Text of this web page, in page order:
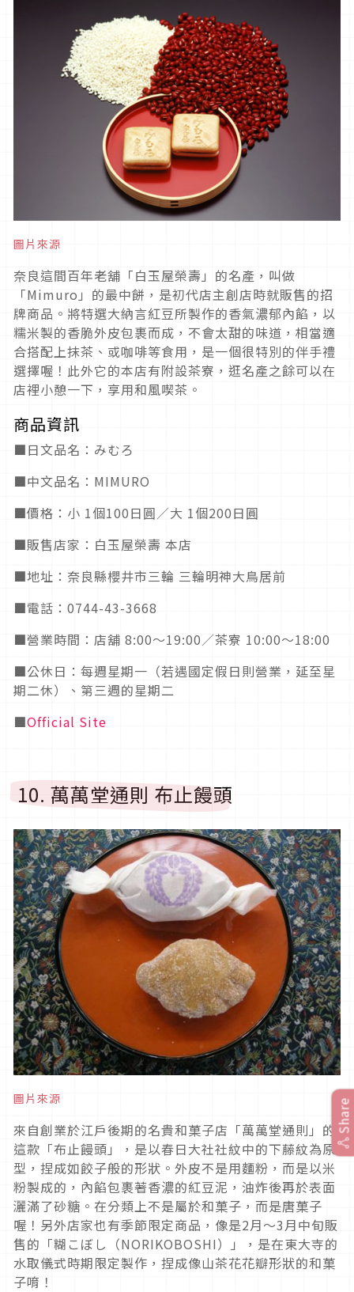
圖片來源
奈良這間百年老舖「白玉屋榮壽」的名產，叫做
「Mimuro」的最中餅，是初代店主創店時就販售的招
牌商品。將特選大納言紅豆所製作的香氣濃郁內餡，以
糯米製的香脆外皮包裹而成，不會太甜的味道，相當適
合搭配上抹茶、或咖啡等食用，是一個很特別的伴手禮
選擇喔！此外它的本店有附設茶寮，逛名產之餘可以在
店裡小憩一下，享用和風喫茶。
商品資訊
■日文品名：みむろ
■中文品名：MIMURO
■價格：小 1個100日圓／大 1個200日圓
■販售店家：白玉屋榮壽 本店
■地址：奈良縣櫻井市三輪 三輪明神大鳥居前
■電話：0744-43-3668
■營業時間：店舖 8:00～19:00／茶寮 10:00～18:00
■公休日：每週星期一（若遇國定假日則營業，延至星
期二休）、第三週的星期二
■Official Site
10. 萬萬堂通則 布止饅頭
圖片來源
來自創業於江戶後期的名貴和菓子店「萬萬堂通則」的
這款「布止饅頭」，是以春日大社社紋中的下藤紋為原
型，捏成如餃子般的形狀。外皮不是用麵粉，而是以米
粉製成的，內餡包裹著香濃的紅豆泥，油炸後再於表面
灑滿了砂糖。在分類上不是屬於和菓子，而是唐菓子
喔！另外店家也有季節限定商品，像是2月～3月中旬販
售的「糊こぼし（NORIKOBOSHI）」，是在東大寺的
水取儀式時期限定製作，捏成像山茶花花瓣形狀的和菓
子唷！
Share